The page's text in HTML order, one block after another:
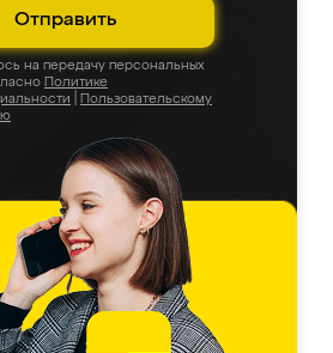
Отправить
на передачу персональных
Политике
Пользовательскому